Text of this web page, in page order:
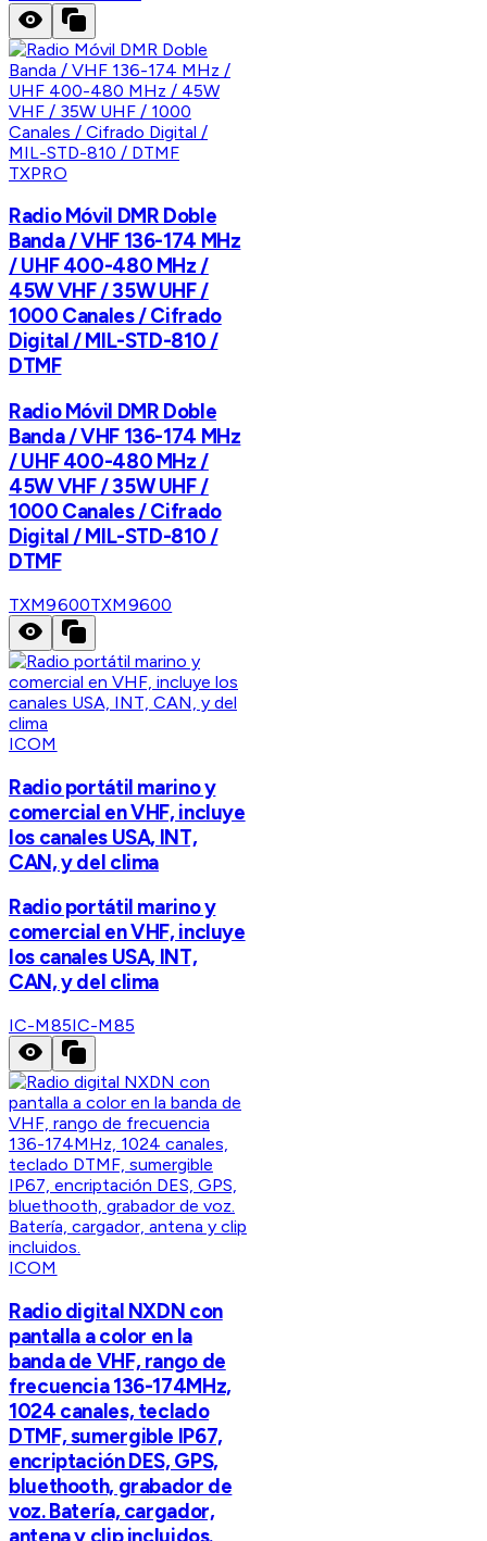
TXPRO
Radio Móvil DMR Doble
Banda / VHF 136-174 MHz
/ UHF 400-480 MHz /
45W VHF / 35W UHF /
1000 Canales / Cifrado
Digital / MIL-STD-810 /
DTMF
Radio Móvil DMR Doble
Banda / VHF 136-174 MHz
/ UHF 400-480 MHz /
45W VHF / 35W UHF /
1000 Canales / Cifrado
Digital / MIL-STD-810 /
DTMF
TXM9600TXM9600
ICOM
Radio portátil marino y
comercial en VHF, incluye
los canales USA, INT,
CAN, y del clima
Radio portátil marino y
comercial en VHF, incluye
los canales USA, INT,
CAN, y del clima
IC-M85IC-M85
ICOM
Radio digital NXDN con
pantalla a color en la
banda de VHF, rango de
frecuencia 136-174MHz,
1024 canales, teclado
DTMF, sumergible IP67,
encriptación DES, GPS,
bluethooth, grabador de
voz. Batería, cargador,
antena y clip incluidos.